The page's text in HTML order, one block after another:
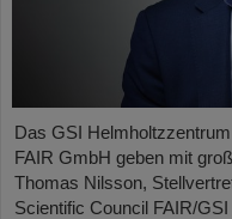
Das GSI
FAIR GmbH geben mit
Thomas Nilsson,
Scientific Council FAIR/